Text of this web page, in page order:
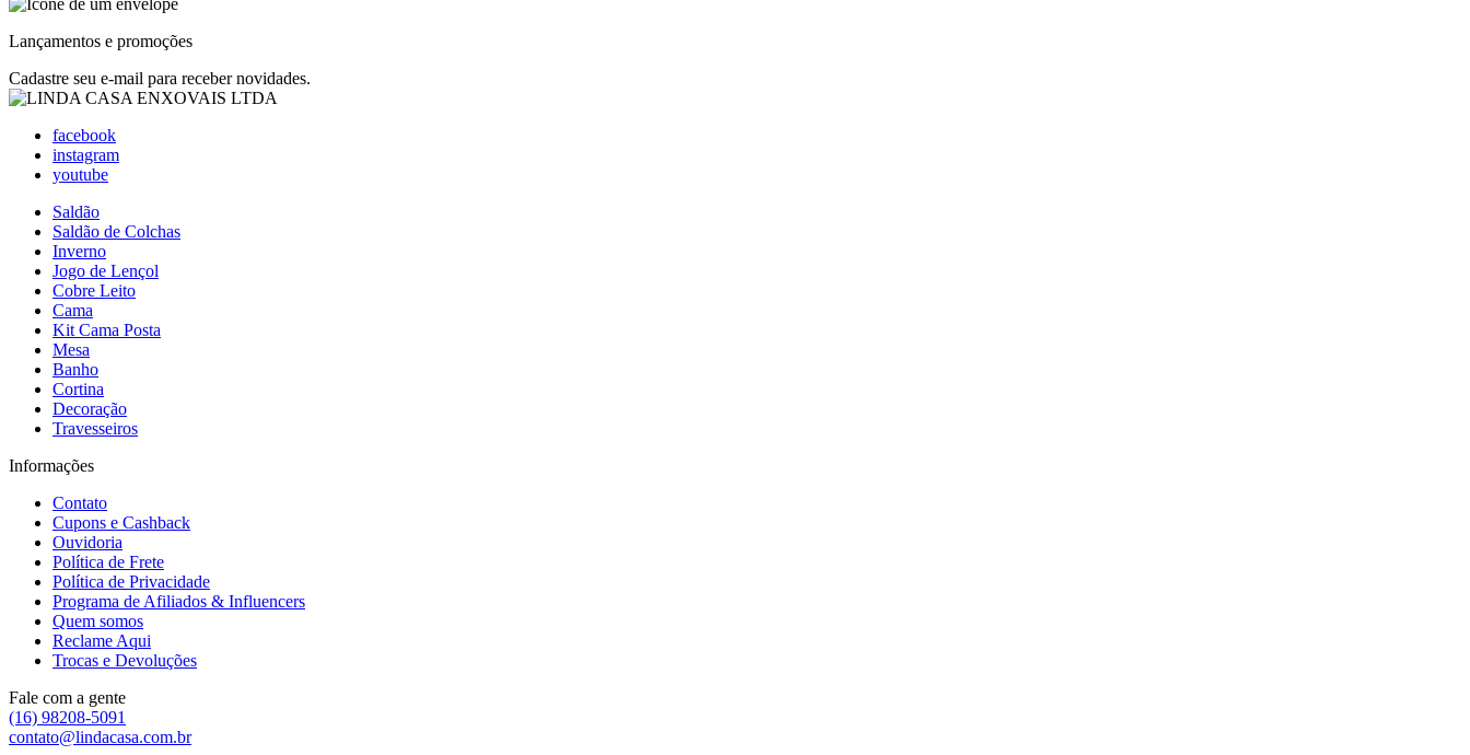
Lançamentos e promoções
Cadastre seu e-mail para receber novidades.
facebook
instagram
youtube
Saldão
Saldão de Colchas
Inverno
Jogo de Lençol
Cobre Leito
Cama
Kit Cama Posta
Mesa
Banho
Cortina
Decoração
Travesseiros
Informações
Contato
Cupons e Cashback
Ouvidoria
Política de Frete
Política de Privacidade
Programa de Afiliados & Influencers
Quem somos
Reclame Aqui
Trocas e Devoluções
Fale com a gente
(16) 98208-5091
contato@lindacasa.com.br